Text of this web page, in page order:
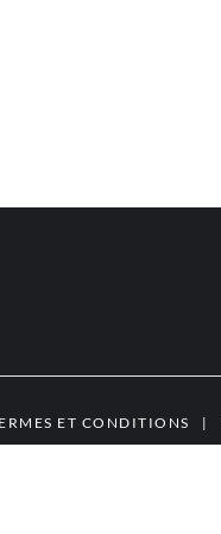
ET CONDITIONS |